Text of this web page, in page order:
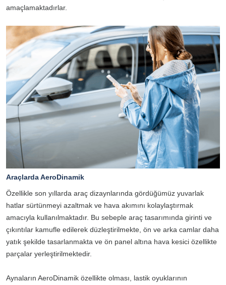
amaçlamaktadırlar.
Araçlarda AeroDinamik
Özellikle son yıllarda araç dizaynlarında gördüğümüz yuvarlak
hatlar sürtünmeyi azaltmak ve hava akımını kolaylaştırmak
amacıyla kullanılmaktadır. Bu sebeple araç tasarımında girinti ve
çıkıntılar kamufle edilerek düzleştirilmekte, ön ve arka camlar daha
yatık şekilde tasarlanmakta ve ön panel altına hava kesici özellikte
parçalar yerleştirilmektedir.
Aynaların AeroDinamik özellikte olması, lastik oyuklarının